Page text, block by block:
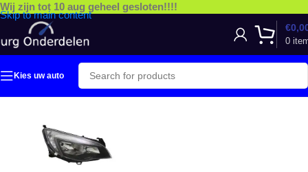
Skip to main content
Wij zijn tot 10 aug geheel gesloten!!!!
0
€
Kies uw auto